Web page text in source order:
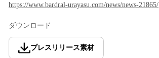
https://www.bardral-urayasu.com/news/news-21865/
ダウンロード
プレスリリース素材